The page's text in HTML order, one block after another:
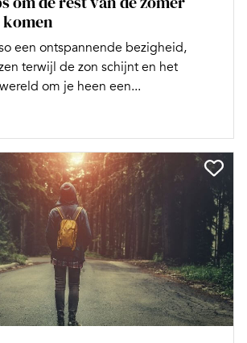
komen
een ontspannende bezigheid,
terwijl de zon schijnt en het
om je heen een...